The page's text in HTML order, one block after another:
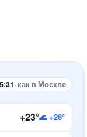
· как в Москве
+23°🌊 +28°